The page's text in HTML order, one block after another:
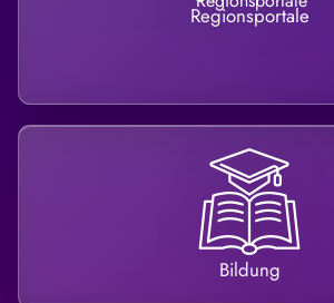
Regionsportale
Bildung